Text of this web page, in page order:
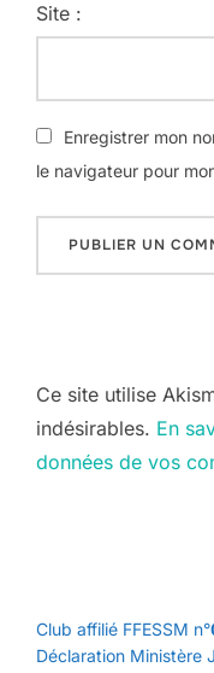
Site :
Enregistrer mon
le navigateur pour
Ce site utilise
indésirables. En
données de vos
Club affilié FFESSM n°
Déclaration Ministère